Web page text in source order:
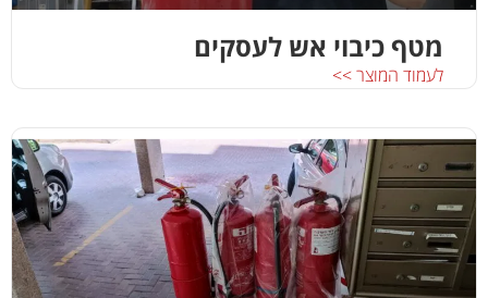
מטף כיבוי אש לעסקים
לעמוד המוצר >>